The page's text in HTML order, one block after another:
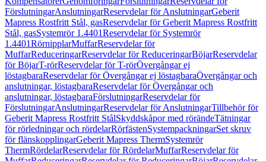
FörslutningarAnslutningarReservdelar för AnslutningarGeberit
Mapress Rostfritt Stål, gasReservdelar för Geberit Mapress Rostfritt
Stål, gasSystemrör 1.4401Reservdelar för Systemrör
1.4401RörnipplarMuffarReservdelar för
MuffarReduceringarReservdelar för ReduceringarBöjarReservdelar
för BöjarT-rörReservdelar för T-rörÖvergångar ej
löstagbaraReservdelar för Övergångar ej löstagbaraÖvergångar och
anslutningar, löstagbaraReservdelar för Övergångar och
anslutningar, löstagbaraFörslutningarReservdelar för
FörslutningarAnslutningarReservdelar för AnslutningarTillbehör för
Geberit Mapress Rostfritt StålSkyddskåpor med rörändeTätningar
för rörledningar och rördelarRörfästenSystempackningarSet skruv
för flänskopplingarGeberit Mapress ThermSystemrör
ThermRördelarReservdelar för RördelarMuffarReservdelar för